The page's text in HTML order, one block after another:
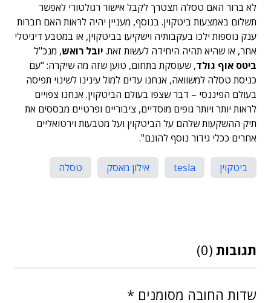
לא ברור האם טסלה תצטרך לקבל אישור רגולטורי לאפשר
תשלום באמצעות ביטקוין. בנוסף, מעניין יהיה לראות האם חברות
ענק נוספות ילכו בעקבותיה וישקיעו בביטקוין, או במטבע דיגיטלי
אחר, או שהיא תהיה היחידה לעשות זאת.יובל רואש, מנכ"ל
ביטס אוף גולד, שעוסקת בתחום, טוען שזה מה שיקרה: "עם
כניסת טסלה למשוואה, אנחנו עדים למול עינינו לשינוי תפיסה
בעולם הפיננסי – דבר שצפו בעולם הביטקוין. אנחנו צפויים
לראות יותר ויותר גופים מוסדיים, ציבוריים ופרטיים מבססים את
תיק ההשקעות שלהם על הביטקוין ועל מטבעות וירטואליים
אחרים ככלי גידור נוסף להונם".
ביטקוין tesla אילון מאסק טסלה
תגובות (0)
שדות החובה מסומנים *